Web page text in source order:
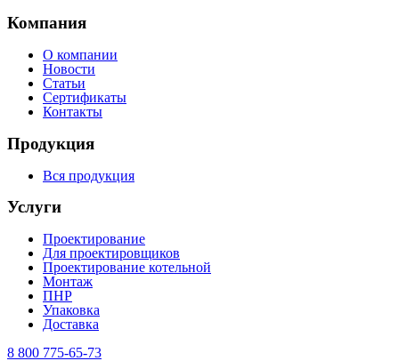
Компания
О компании
Новости
Статьи
Сертификаты
Контакты
Продукция
Вся продукция
Услуги
Проектирование
Для проектировщиков
Проектирование котельной
Монтаж
ПНР
Упаковка
Доставка
8 800 775-65-73